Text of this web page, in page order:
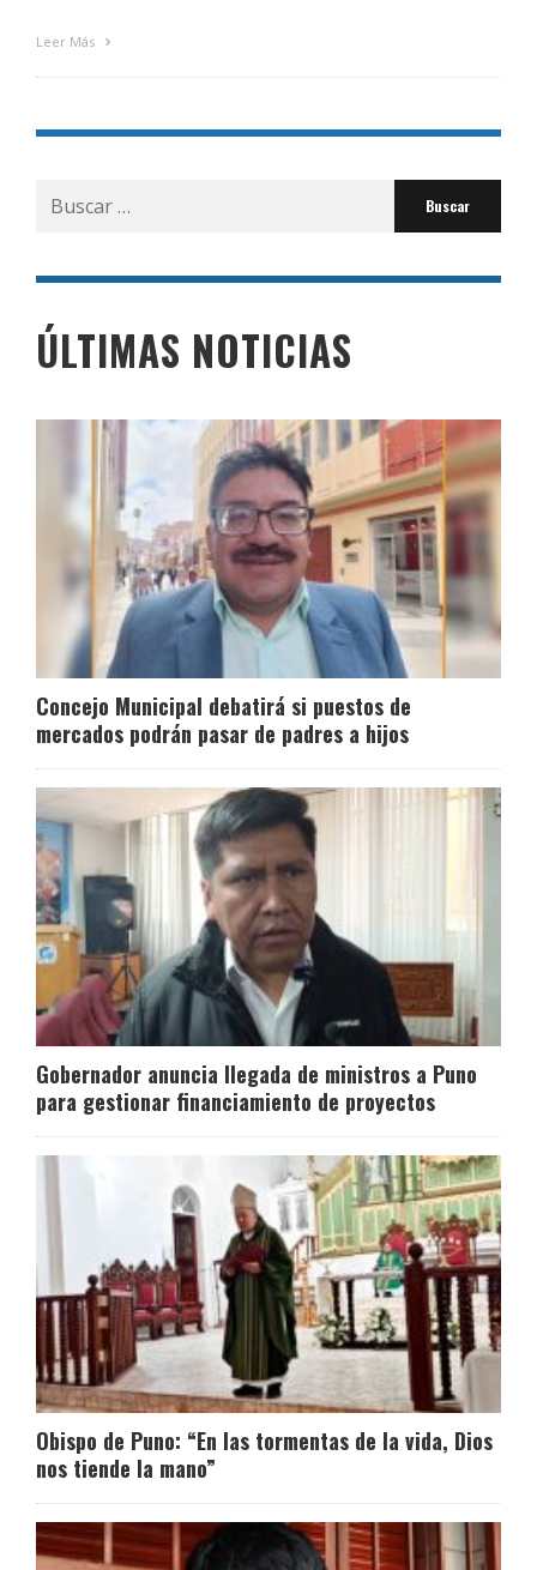
Leer Más
Buscar
por:
ÚLTIMAS NOTICIAS
Concejo Municipal debatirá si puestos de
mercados podrán pasar de padres a hijos
Gobernador anuncia llegada de ministros a Puno
para gestionar financiamiento de proyectos
Obispo de Puno: “En las tormentas de la vida, Dios
nos tiende la mano”